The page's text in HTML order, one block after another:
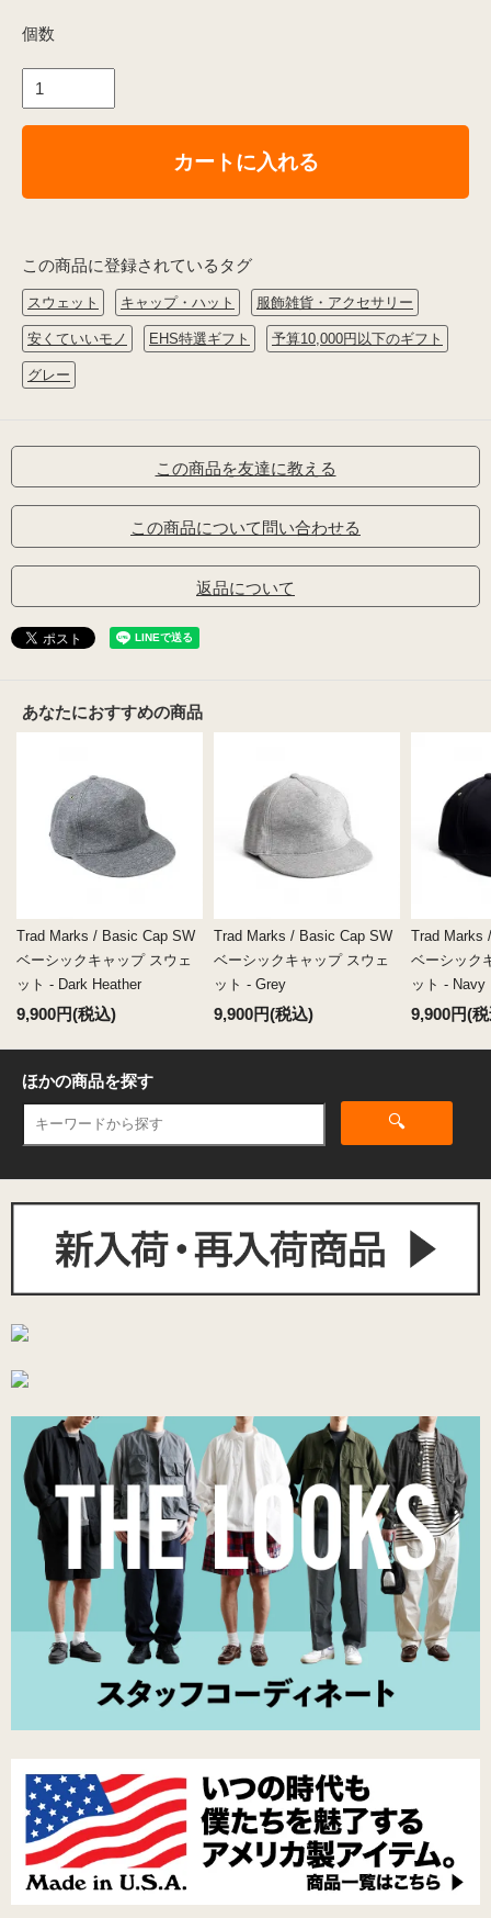
個数
カートに入れる
この商品に登録されているタグ
スウェット キャップ・ハット 服飾雑貨・アクセサリー
安くていいモノ EHS特選ギフト 予算10,000円以下のギフト
グレー
この商品を友達に教える
この商品について問い合わせる
返品について
あなたにおすすめの商品
Trad Marks / Basic Cap SW
ベーシックキャップ スウェ
ット - Dark Heather
9,900円(税込)
Trad Marks / Basic Cap SW
ベーシックキャップ スウェ
ット - Grey
9,900円(税込)
Trad Marks
ベーシック
ット - Navy
9,900円(
ほかの商品を探す
🔍